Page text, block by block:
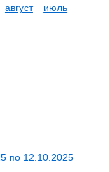
август
июль
по 12.10.2025